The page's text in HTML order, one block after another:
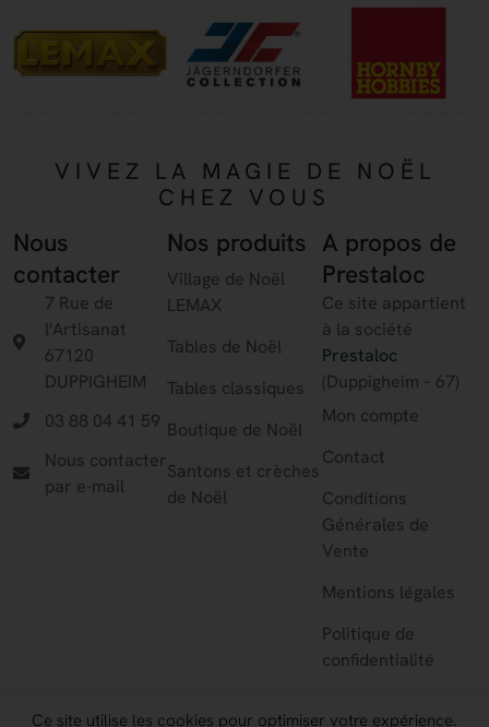
VIVEZ LA MAGIE DE NOËL
CHEZ VOUS
Nous
contacter
7 Rue de
l'Artisanat
67120
DUPPIGHEIM
03 88 04 41 59
Nous contacter
par e-mail
Nos produits
Village de Noël
LEMAX
Tables de Noël
Tables classiques
Boutique de Noël
Santons et crèches
de Noël
A propos de
Prestaloc
Ce site appartient
à la société
Prestaloc
(Duppigheim – 67)
Mon compte
Contact
Conditions
Générales de
Vente
Mentions légales
Politique de
confidentialité
Ce site utilise les cookies pour optimiser votre expérience.